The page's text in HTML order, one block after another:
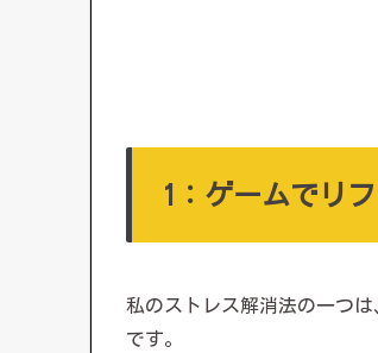
1：ゲームでリ
私のストレス解消法の一つ
です。